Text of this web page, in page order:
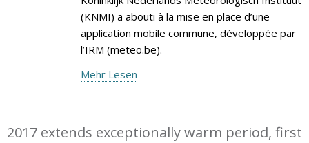
(KNMI) a abouti à la mise en place d’une
application mobile commune, développée par
l’IRM (meteo.be).
Mehr Lesen
2017 extends exceptionally warm period, first